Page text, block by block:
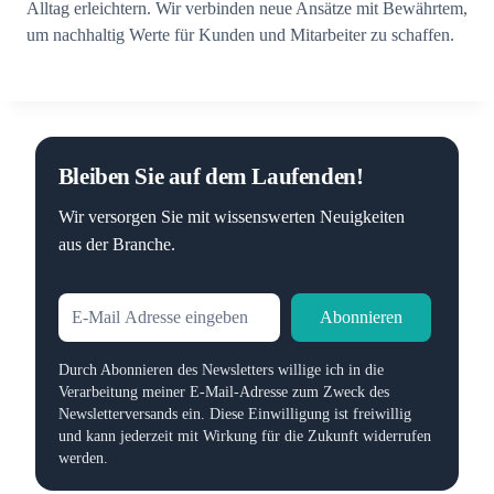
Alltag erleichtern. Wir verbinden neue Ansätze mit Bewährtem,
um nachhaltig Werte für Kunden und Mitarbeiter zu schaffen.
Bleiben Sie auf dem Laufenden!
Wir versorgen Sie mit wissenswerten Neuigkeiten
aus der Branche.
Abonnieren
Durch Abonnieren des Newsletters willige ich in die
Verarbeitung meiner E-Mail-Adresse zum Zweck des
Newsletterversands ein. Diese Einwilligung ist freiwillig
und kann jederzeit mit Wirkung für die Zukunft widerrufen
werden.